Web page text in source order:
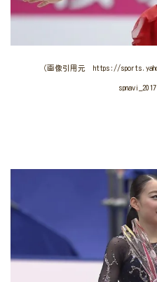
（画像引用元 https://